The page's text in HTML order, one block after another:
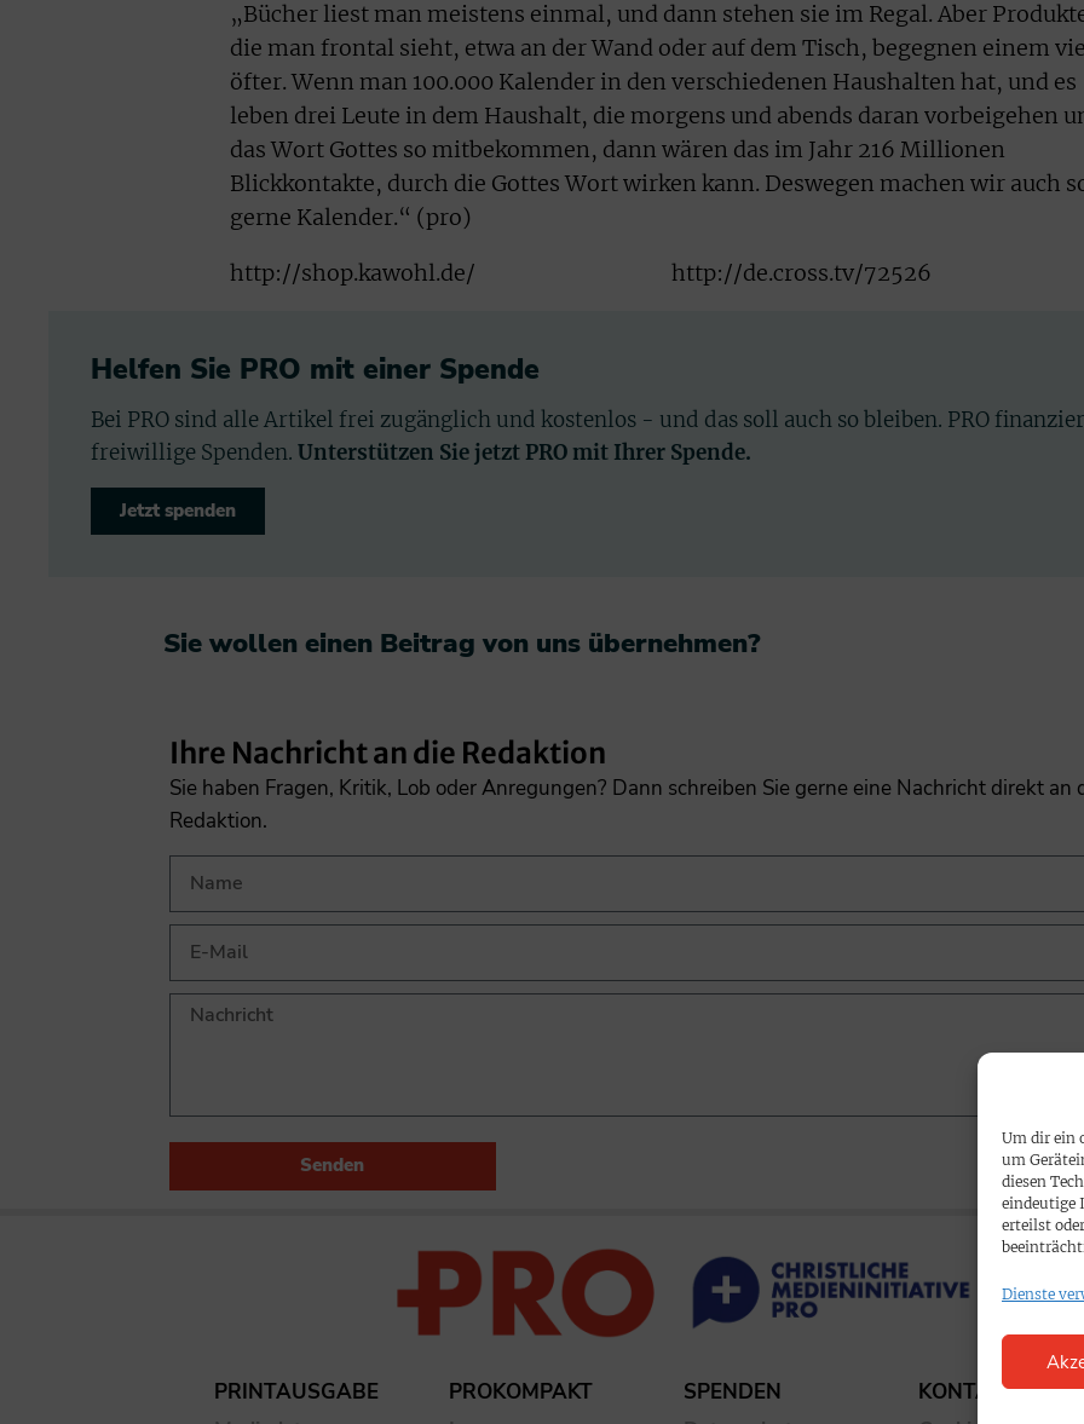
Um dir ein
um
diesen
eindeutige
erteilst
Dienste
„Bücher liest man meistens einmal, und dann stehen sie im Regal. Aber
die man frontal sieht, etwa an der Wand oder auf dem Tisch, begegnen einem
öfter. Wenn man 100.000 Kalender in den verschiedenen Haushalten hat, und es
leben drei Leute in dem Haushalt, die morgens und abends daran vorbeigehen
das Wort Gottes so mitbekommen, dann wären das im Jahr 216 Millionen
Blickkontakte, durch die Gottes Wort wirken kann. Deswegen machen wir auch
gerne Kalender.“ (pro)
http://shop.kawohl.de/ http://de.cross.tv/72526
Helfen Sie PRO mit einer Spende
Bei PRO sind alle Artikel frei zugänglich und kostenlos - und das soll auch so bleiben. PRO
freiwillige Spenden. Unterstützen Sie jetzt PRO mit Ihrer Spende.
Jetzt spenden
Sie wollen einen Beitrag von uns übernehmen?​
Ihre Nachricht an die Redaktion
Sie haben Fragen, Kritik, Lob oder Anregungen? Dann schreiben Sie gerne eine Nachricht direkt an
Redaktion.
Senden
PRINTAUSGABE
PROKOMPAKT
SPENDEN
KONTAKT